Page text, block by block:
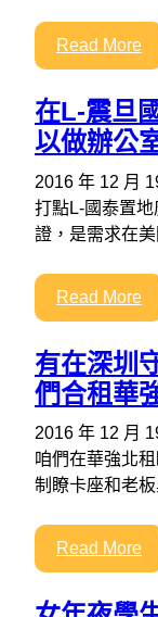
Read More
在L-震旦
以做辦公
2016 年 12 月
打點L-國泰置地
證，是需求在
Read More
有在深圳
們合租華
2016 年 12 月
咱們在華強北
制瞭卡座和老
Read More